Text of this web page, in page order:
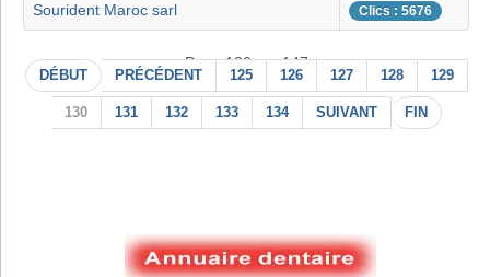
Sourident Maroc sarl Clics : 5676
Page 130 sur 147
DÉBUT PRÉCÉDENT 125 126 127 128 129
130 131 132 133 134 SUIVANT FIN